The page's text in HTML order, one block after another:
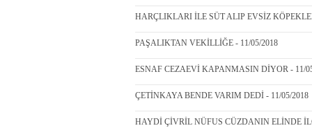
HARÇLIKLARI İLE SÜT ALIP EVSİZ
PAŞALIKTAN VEKİLLİĞE - 11/05/2018
ESNAF CEZAEVİ KAPANMASIN DİYOR - 11/
ÇETİNKAYA BENDE VARIM DEDİ - 11/05/2018
HAYDİ ÇİVRİL NÜFUS CÜZDANIN ELİNDE